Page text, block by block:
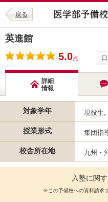
戻る
英進館
5.0点
詳細
情報
対象学年 現役生,
授業形式 集団指
校舎所在地 九州・
入塾に関
※この予備校への資料請求